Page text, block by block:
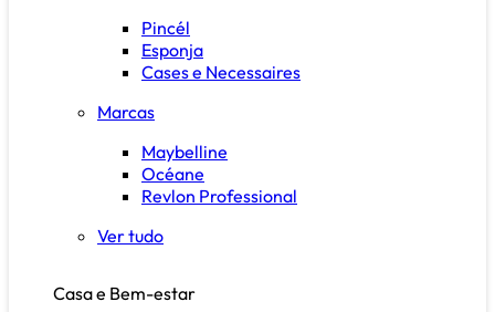
Pincél
Esponja
Cases e Necessaires
Marcas
Maybelline
Océane
Revlon Professional
Ver tudo
Casa e Bem-estar